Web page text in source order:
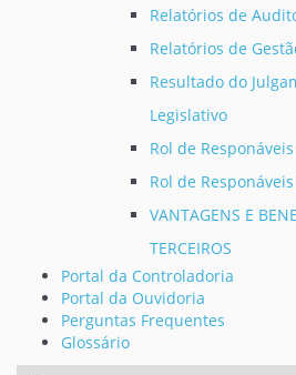
Relatórios de
Relatórios de
Resultado do
Legislativo
Rol de
Rol de
VANTAGENS E
TERCEIROS
Portal da Controladoria
Portal da Ouvidoria
Perguntas Frequentes
Glossário